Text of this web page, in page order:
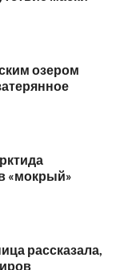
озером
«мокрый»
рассказала,